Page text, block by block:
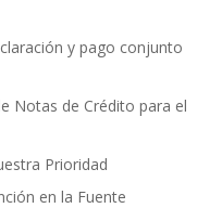
y pago conjunto
Notas de Crédito para el
Prioridad
en la Fuente